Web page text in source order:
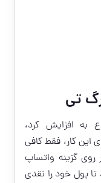
تی
به افزایش کرد،
این کار، فقط کافی
گزینه واتساپ
پول خود را نقدی